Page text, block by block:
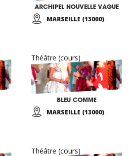
ARCHIPEL NOUVELLE VAGUE
MARSEILLE (13000)
Théâtre (cours)
BLEU COMME
MARSEILLE (13000)
Théâtre (cours)